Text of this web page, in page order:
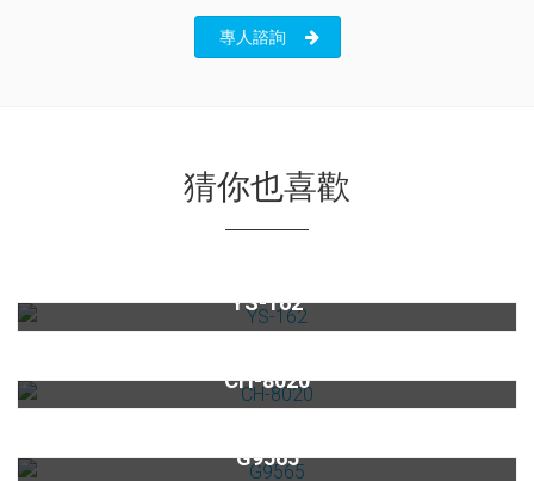
專人諮詢
猜你也喜歡
YS-162
CH-8020
G9565